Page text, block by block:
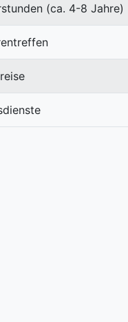
(ca. 4-8 Jahre)